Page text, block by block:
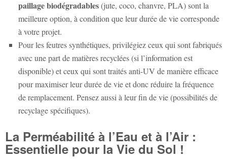
paillage biodégradables(jute, coco, chanvre, PLA) sont la
meilleure option, à condition que leur durée de vie corresponde
à votre projet.
Pour les feutres synthétiques, privilégiez ceux qui sont fabriqués
avec une part de matières recyclées (si l’information est
disponible) et ceux qui sont traités anti-UV de manière efficace
pour maximiser leur durée de vie et donc réduire la fréquence
de remplacement. Pensez aussi à leur fin de vie (possibilités de
recyclage spécifiques).
La Perméabilité à l’Eau et à l’Air :
Essentielle pour la Vie du Sol !